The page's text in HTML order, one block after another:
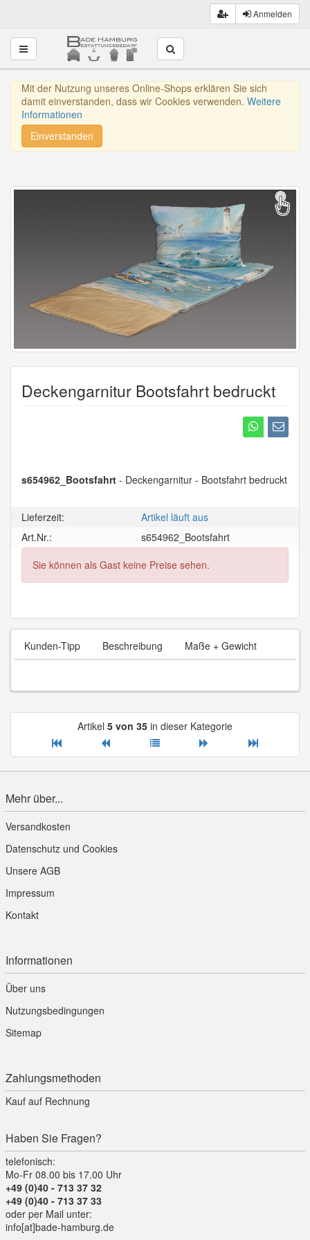
Anmelden
Toggle navigation
Mit der Nutzung unseres Online-Shops erklären Sie sich
damit einverstanden, dass wir Cookies verwenden. Weitere
Informationen
Einverstanden
Deckengarnitur Bootsfahrt bedruckt
s654962_Bootsfahrt - Deckengarnitur - Bootsfahrt bedruckt
Lieferzeit:
Artikel läuft aus
Art.Nr.:
s654962_Bootsfahrt
Sie können als Gast keine Preise sehen.
Kunden-Tipp Beschreibung Maße + Gewicht
Artikel 5 von 35 in dieser Kategorie
Mehr über...
Versandkosten
Datenschutz und Cookies
Unsere AGB
Impressum
Kontakt
Informationen
Über uns
Nutzungsbedingungen
Sitemap
Zahlungsmethoden
Kauf auf Rechnung
Haben Sie Fragen?
telefonisch:
Mo-Fr 08.00 bis 17.00 Uhr
+49 (0)40 - 713 37 32
+49 (0)40 - 713 37 33
oder per Mail unter:
info[at]bade-hamburg.de